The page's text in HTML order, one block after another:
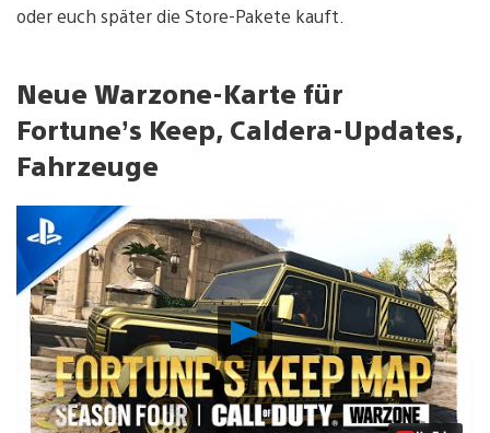
oder euch später die Store-Pakete kauft.
Neue Warzone-Karte für
Fortune’s Keep, Caldera-Updates,
Fahrzeuge
Video
abspielen